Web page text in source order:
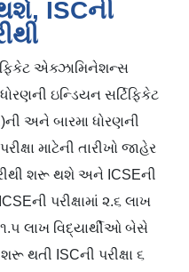
ISCની
એક્ઝામિનેશન્સ
ઇન્ડિયન સર્ટિફિકેટ
અને બારમા ધોરણની
માટેની તારીખો જાહેર
શરૂ થશે અને ICSEની
પરીક્ષામાં ૨.૬ લાખ
૧.૫ લાખ વિદ્યાર્થીઓ બેસે
થતી ISCની પરીક્ષા ૬